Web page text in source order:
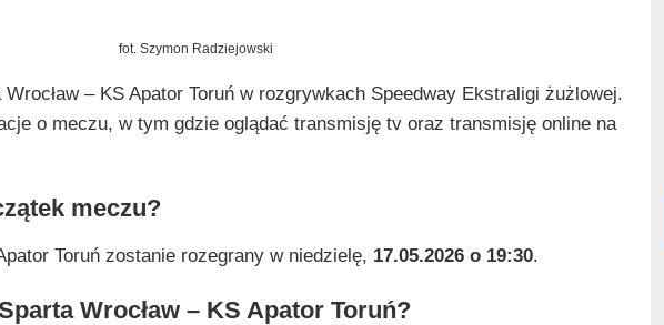
fot. Szymon Radziejowski
– KS Apator Toruń w rozgrywkach Speedway Ekstraligi żużlowej.
o meczu, w tym gdzie oglądać transmisję tv oraz transmisję online na
meczu?
Toruń zostanie rozegrany w niedzielę, 17.05.2026 o 19:30.
Wrocław – KS Apator Toruń?